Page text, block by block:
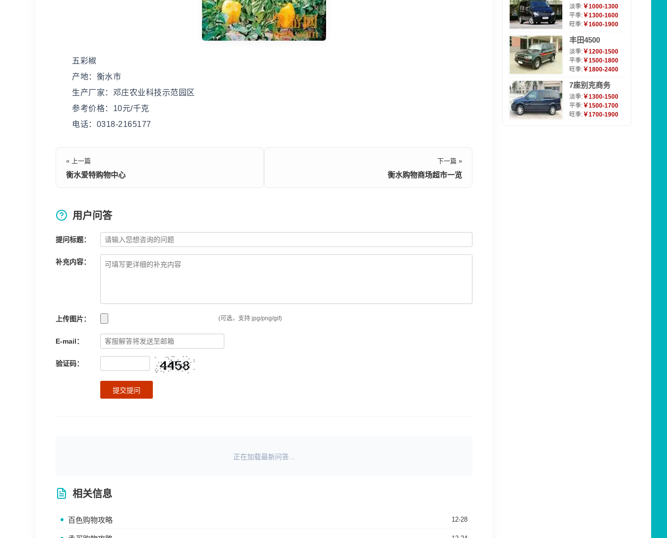
五彩椒
产地：衡水市
生产厂家：邓庄农业科技示范园区
参考价格：10元/千克
电话：0318-2165177
« 上一篇
衡水爱特购物中心
下一篇 »
衡水购物商场超市一览
用户问答
提问标题：
补充内容：
上传图片： (可选，支持 jpg/png/gif)
E-mail：
验证码：
提交提问
正在加载最新问答...
相关信息
百色购物攻略 12-28
淡季:￥1000-1300
平季:￥1300-1600
旺季:￥1600-1900
丰田4500
淡季:￥1200-1500
平季:￥1500-1800
旺季:￥1800-2400
7座别克商务
淡季:￥1300-1500
平季:￥1500-1700
旺季:￥1700-1900